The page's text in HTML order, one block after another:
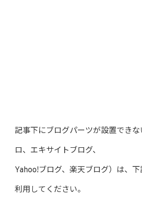
記事下にブログパーツが設置でき
ロ、エキサイトブログ、
Yahoo!ブログ、楽天ブログ）は、
利用してください。